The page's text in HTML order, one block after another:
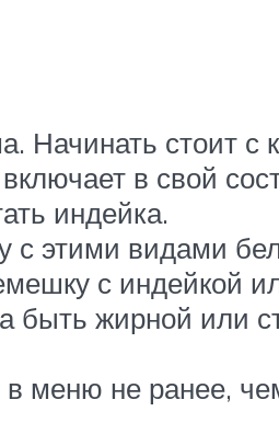
Начинать стоит с
в свой
индейка.
с этими видами
с индейкой
жирной или
меню не ранее,